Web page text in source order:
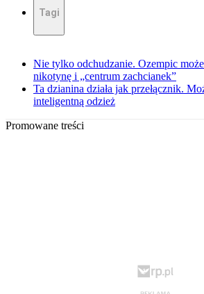
Tagi
Nie tylko odchudzanie. Ozempic
nikotynę i „centrum zachcianek”
Ta dzianina działa jak przełącznik.
inteligentną odzież
Promowane treści